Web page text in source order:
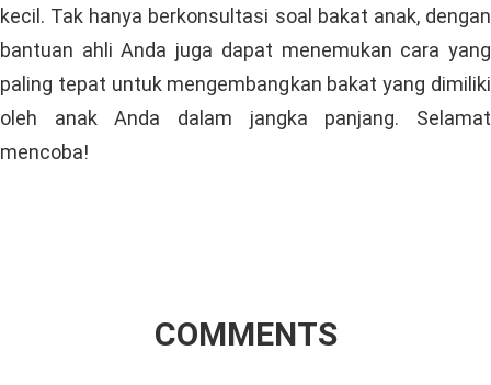
kecil. Tak hanya berkonsultasi soal bakat anak, dengan
bantuan ahli Anda juga dapat menemukan cara yang
paling tepat untuk mengembangkan bakat yang dimiliki
oleh anak Anda dalam jangka panjang. Selamat
mencoba!
COMMENTS